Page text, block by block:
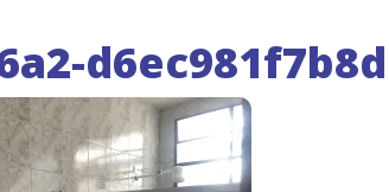
d6ec981f7b8d